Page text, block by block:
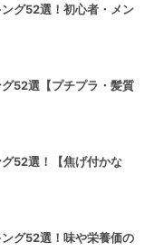
グ52選！初心者・メン
52選【プチプラ・髪質
52選！【焦げ付かな
グ52選！味や栄養価の